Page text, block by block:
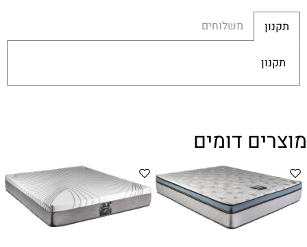
תקנון משלוחים
תקנון
מוצרים דומים